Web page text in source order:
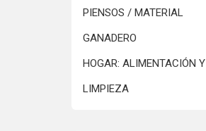
PIENSOS / MATERIAL
GANADERO
HOGAR: ALIMENTACIÓN Y
LIMPIEZA